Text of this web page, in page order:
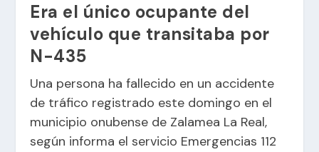
Era el único ocupante del
vehículo que transitaba por
N-435
Una persona ha fallecido en un accidente
de tráfico registrado este domingo en el
municipio onubense de Zalamea La Real,
según informa el servicio Emergencias 112